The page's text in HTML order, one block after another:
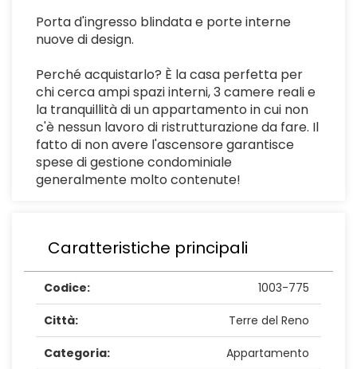
Porta d'ingresso blindata e porte interne
nuove di design.
Perché acquistarlo? È la casa perfetta per
chi cerca ampi spazi interni, 3 camere reali e
la tranquillità di un appartamento in cui non
c'è nessun lavoro di ristrutturazione da fare. Il
fatto di non avere l'ascensore garantisce
spese di gestione condominiale
generalmente molto contenute!
Caratteristiche principali
Codice: 1003-775
Città: Terre del Reno
Categoria: Appartamento